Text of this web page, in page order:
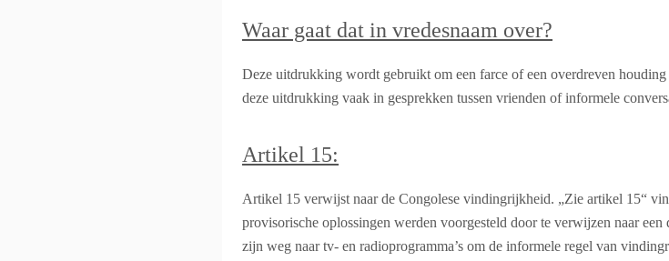
Waar gaat dat in vredesnaam over?
Deze uitdrukking wordt gebruikt om een ​​farce of een overdreven
deze uitdrukking vaak in gesprekken tussen vrienden of informele
Artikel 15:
Artikel 15 verwijst naar de Congolese vindingrijkheid. „Zie artikel 15“
provisorische oplossingen werden voorgesteld door te verwijzen naar
zijn weg naar tv- en radioprogramma’s om de informele regel van